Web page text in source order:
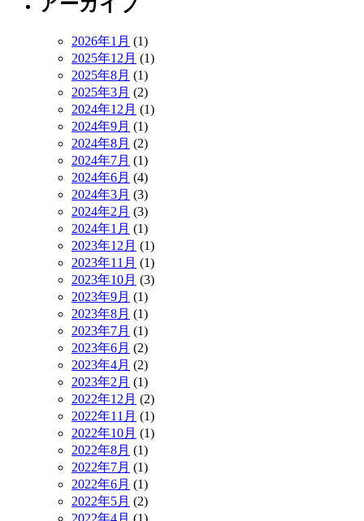
2026年1月 (1)
2025年12月 (1)
2025年8月 (1)
2025年3月 (2)
2024年12月 (1)
2024年9月 (1)
2024年8月 (2)
2024年7月 (1)
2024年6月 (4)
2024年3月 (3)
2024年2月 (3)
2024年1月 (1)
2023年12月 (1)
2023年11月 (1)
2023年10月 (3)
2023年9月 (1)
2023年8月 (1)
2023年7月 (1)
2023年6月 (2)
2023年4月 (2)
2023年2月 (1)
2022年12月 (2)
2022年11月 (1)
2022年10月 (1)
2022年8月 (1)
2022年7月 (1)
2022年6月 (1)
2022年5月 (2)
2022年4月 (1)